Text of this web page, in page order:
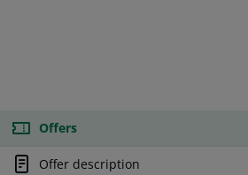
Offers
Offer description